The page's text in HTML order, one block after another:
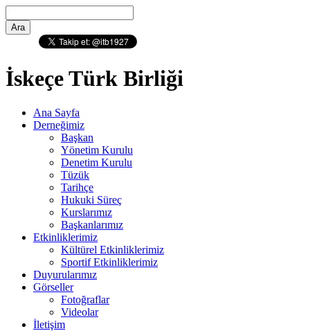
İskeçe Türk Birliği
Ana Sayfa
Derneğimiz
Başkan
Yönetim Kurulu
Denetim Kurulu
Tüzük
Tarihçe
Hukuki Süreç
Kurslarımız
Başkanlarımız
Etkinliklerimiz
Kültürel Etkinliklerimiz
Sportif Etkinliklerimiz
Duyurularımız
Görseller
Fotoğraflar
Videolar
İletişim